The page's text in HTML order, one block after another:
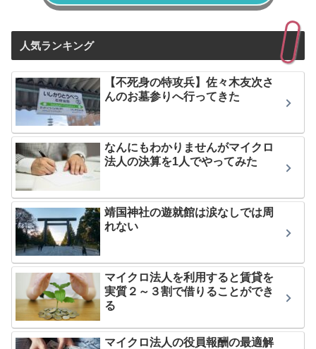
人気ランキング
【不死身の特攻兵】佐々木友次さ
んのお墓参りへ行ってきた
なんにもわかりませんがマイクロ
法人の決算を1人でやってみた
靖国神社の遊就館は涙なしでは周
れない
マイクロ法人を利用すると賃貸を
実質２～３割で借りることができ
る
マイクロ法人の役員報酬の最適解